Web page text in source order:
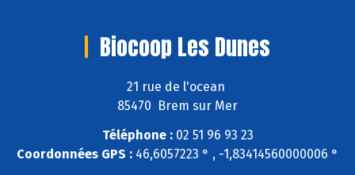
Biocoop Les Dunes
21 rue de l'ocean
85470 Brem sur Mer
Téléphone :02 51 96 93 23
Coordonnées GPS : 46,6057223 ° , -1,83414560000006 °